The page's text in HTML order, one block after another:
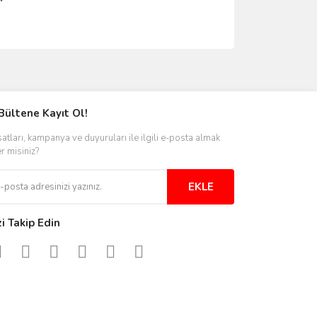
Kayıt Ol!
kampanya ve duyuruları ile ilgili e-posta almak
misiniz?
EKLE
Takip Edin